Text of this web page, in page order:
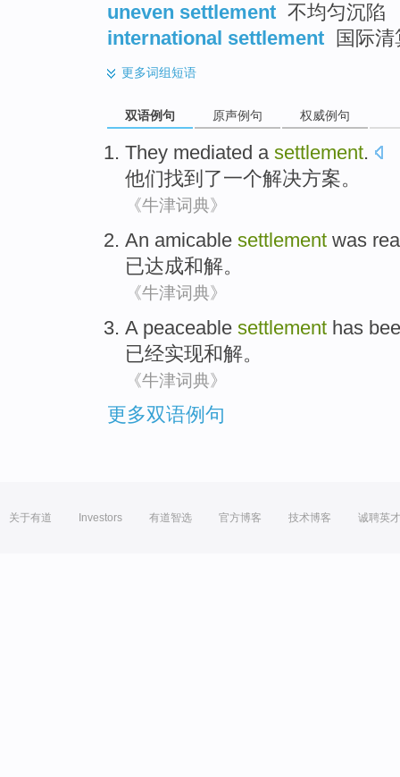
uneven settlement 不均匀沉陷
international settlement
国际清
更多词组短语
双语例句 原声例句 权威例句
They mediated a settlement.
他们找到了一个解决方案。
《牛津词典》
An amicable settlement was
已达成和解。
《牛津词典》
A peaceable settlement has
已经实现和解。
《牛津词典》
更多双语例句
关于有道 Investors 有道智选 官方博客 技术博客 诚聘英才